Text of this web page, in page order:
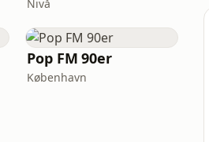
Nivå
Pop FM 90er
København